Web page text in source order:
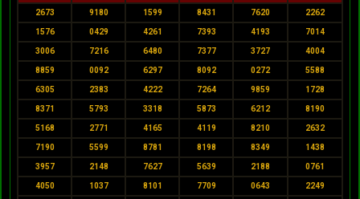
2673 9180 1599 8431 7620 2262
1576 0429 4261 7393 4193 7014
3006 7216 6480 7377 3727 4004
8859 0092 6297 8092 0272 5588
6305 2383 4222 7264 9859 1728
8371 5793 3318 5873 6212 8190
5168 2771 4165 4119 8210 2632
7190 5599 8781 8198 8349 1438
3957 2148 7627 5639 2188 0761
4050 1037 8101 7709 0643 2249